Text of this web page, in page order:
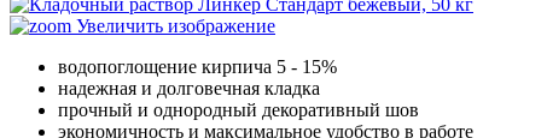
Увеличить изображение
водопоглощение кирпича 5 - 15%
надежная и долговечная кладка
прочный и однородный декоративный шов
экономичность и максимальное удобство в работе